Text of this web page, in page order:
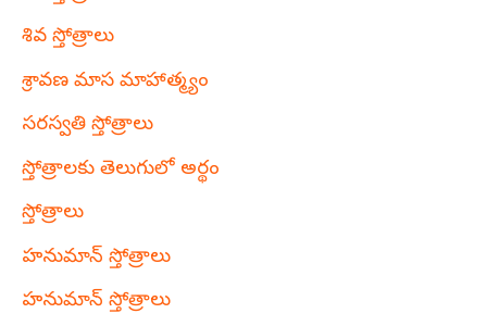
శివ స్తోత్రాలు
శ్రావణ మాస మాహాత్మ్యం
సరస్వతి స్తోత్రాలు
స్తోత్రాలకు తెలుగులో అర్థం
స్తోత్రాలు
హనుమాన్ స్తోత్రాలు
హనుమాన్ స్తోత్రాలు